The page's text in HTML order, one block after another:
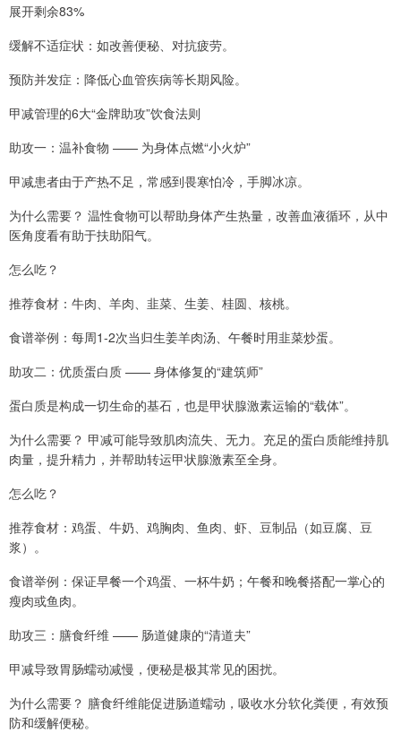
展开剩余83%
缓解不适症状：如改善便秘、对抗疲劳。
预防并发症：降低心血管疾病等长期风险。
甲减管理的6大“金牌助攻”饮食法则
助攻一：温补食物 —— 为身体点燃“小火炉”
甲减患者由于产热不足，常感到畏寒怕冷，手脚冰凉。
为什么需要？ 温性食物可以帮助身体产生热量，改善血液循环，从中
医角度看有助于扶助阳气。
怎么吃？
推荐食材：牛肉、羊肉、韭菜、生姜、桂圆、核桃。
食谱举例：每周1-2次当归生姜羊肉汤、午餐时用韭菜炒蛋。
助攻二：优质蛋白质 —— 身体修复的“建筑师”
蛋白质是构成一切生命的基石，也是甲状腺激素运输的“载体”。
为什么需要？ 甲减可能导致肌肉流失、无力。充足的蛋白质能维持肌
肉量，提升精力，并帮助转运甲状腺激素至全身。
怎么吃？
推荐食材：鸡蛋、牛奶、鸡胸肉、鱼肉、虾、豆制品（如豆腐、豆
浆）。
食谱举例：保证早餐一个鸡蛋、一杯牛奶；午餐和晚餐搭配一掌心的
瘦肉或鱼肉。
助攻三：膳食纤维 —— 肠道健康的“清道夫”
甲减导致胃肠蠕动减慢，便秘是极其常见的困扰。
为什么需要？ 膳食纤维能促进肠道蠕动，吸收水分软化粪便，有效预
防和缓解便秘。